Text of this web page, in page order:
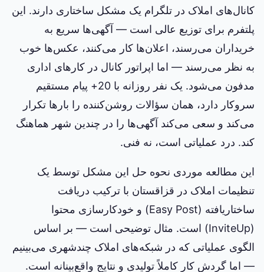
کانال‌های املاک در تلگرام یک مشکل ساختاری دارند. این
پلتفرم برای توزیع عالی است — آگهی‌ها سریع به
خریداران می‌رسند، اعلان‌ها کار می‌کنند، عکس‌ها خوب
به نظر می‌رسند — اما اپراتور کانال در کارهای اداری
مدفون می‌شود. یک نفر روزانه با 20+ پیام مستقیم
سروکار دارد، همان سؤالات روشن‌کننده را بارها تکرار
می‌کند و سعی می‌کند آگهی‌ها را در چندین شهر هماهنگ
کند. درد عملیاتی است، نه فنی.
این مطالعه موردی نحوه حل این مشکل توسط یک
تنظیمات املاک در قزاقستان با ترکیب دریافت
ساختاریافته (Easy Post) و خودکارسازی محتوا
(InviteUp) است. مثال توضیحی است — بر اساس
الگوی عملیاتی که در شبکه‌های املاک چندشهری می‌بینیم
— اما گردش کار کاملاً تولیدی و نتایج واقع‌بینانه است.